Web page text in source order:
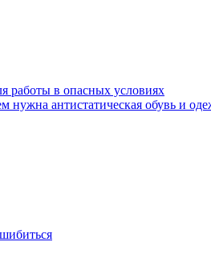
работы в опасных условиях
нужна антистатическая обувь и